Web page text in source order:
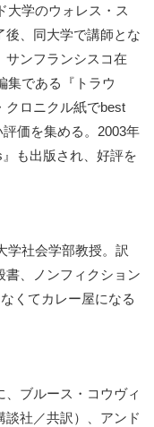
大学のウォレス・ス
後、同大学で講師とな
サンフランシスコ在
集である『トラウ
クロニクル紙でbest
価を集める。2003年
も出版され、好評を
学社会学部教授。訳
書、ノンフィクション
くてカレー屋になる
ブルース・コウヴィ
談社／共訳）、アンド